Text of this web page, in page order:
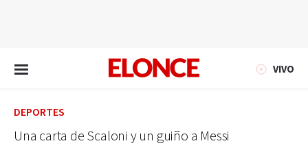
VIVO
DEPORTES
Una carta de Scaloni y un guiño a Messi